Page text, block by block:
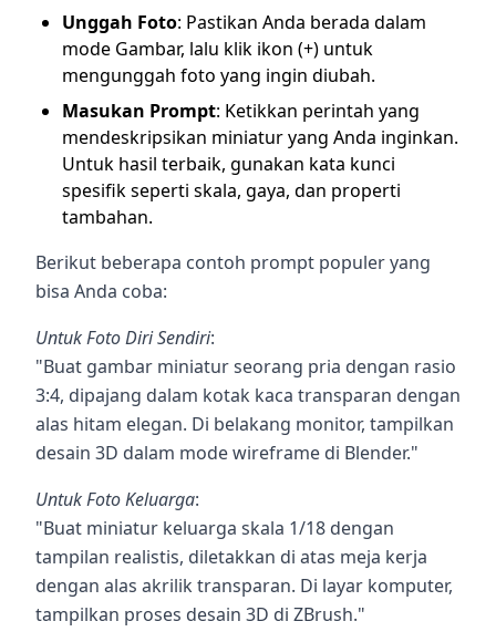
Unggah Foto: Pastikan Anda berada dalam
mode Gambar, lalu klik ikon (+) untuk
mengunggah foto yang ingin diubah.
Masukan Prompt: Ketikkan perintah yang
mendeskripsikan miniatur yang Anda inginkan.
Untuk hasil terbaik, gunakan kata kunci
spesifik seperti skala, gaya, dan properti
tambahan.
Berikut beberapa contoh prompt populer yang
bisa Anda coba:
Untuk Foto Diri Sendiri:
"Buat gambar miniatur seorang pria dengan rasio
3:4, dipajang dalam kotak kaca transparan dengan
alas hitam elegan. Di belakang monitor, tampilkan
desain 3D dalam mode wireframe di Blender."
Untuk Foto Keluarga:
"Buat miniatur keluarga skala 1/18 dengan
tampilan realistis, diletakkan di atas meja kerja
dengan alas akrilik transparan. Di layar komputer,
tampilkan proses desain 3D di ZBrush."